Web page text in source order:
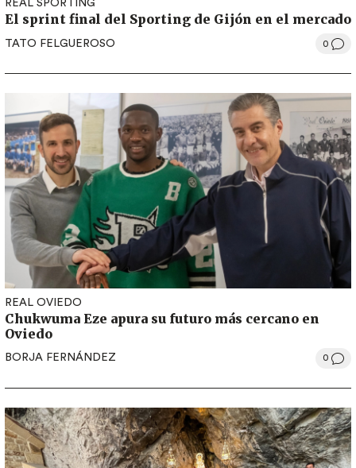
REAL SPORTING
El sprint final del Sporting de Gijón en el mercado
TATO FELGUEROSO 0
REAL OVIEDO
Chukwuma Eze apura su futuro más cercano en
Oviedo
BORJA FERNÁNDEZ 0